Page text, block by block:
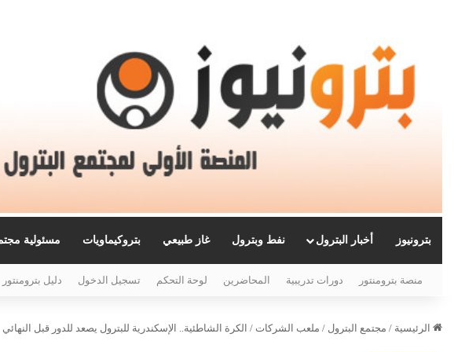
بترونيوز أخبار البترول نفط وبترول غاز طبيعي بتروكيماويات مسئولية
منصة بترومنتور دورات تدريبية المحاضرين لوحة التحكم تسجيل الدخول دليل بترومنتور
الرئيسية / مجتمع البترول / ملعب الشركات / الكرة الشاطئية.. الإسكندرية للبترول يصعد للدور قبل النهائي